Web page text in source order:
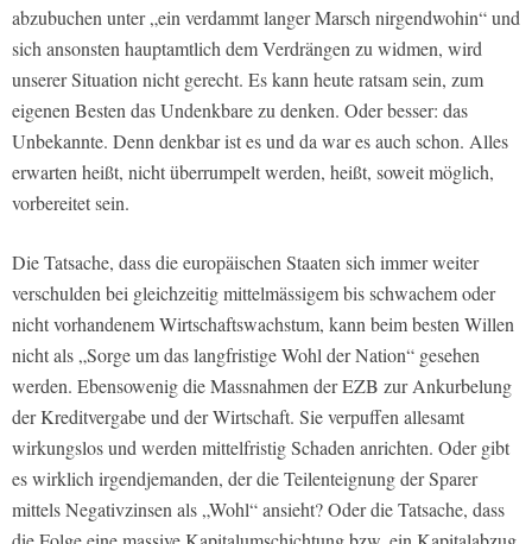
abzubuchen unter „ein verdammt langer Marsch nirgendwohin“ und
sich ansonsten hauptamtlich dem Verdrängen zu widmen, wird
unserer Situation nicht gerecht. Es kann heute ratsam sein, zum
eigenen Besten das Undenkbare zu denken. Oder besser: das
Unbekannte. Denn denkbar ist es und da war es auch schon. Alles
erwarten heißt, nicht überrumpelt werden, heißt, soweit möglich,
vorbereitet sein.
Die Tatsache, dass die europäischen Staaten sich immer weiter
verschulden bei gleichzeitig mittelmässigem bis schwachem oder
nicht vorhandenem Wirtschaftswachstum, kann beim besten Willen
nicht als „Sorge um das langfristige Wohl der Nation“ gesehen
werden. Ebensowenig die Massnahmen der EZB zur Ankurbelung
der Kreditvergabe und der Wirtschaft. Sie verpuffen allesamt
wirkungslos und werden mittelfristig Schaden anrichten. Oder gibt
es wirklich irgendjemanden, der die Teilenteignung der Sparer
mittels Negativzinsen als „Wohl“ ansieht? Oder die Tatsache, dass